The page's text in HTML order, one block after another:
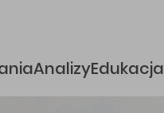
AnalizyEdukacja